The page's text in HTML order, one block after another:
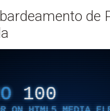
de
100